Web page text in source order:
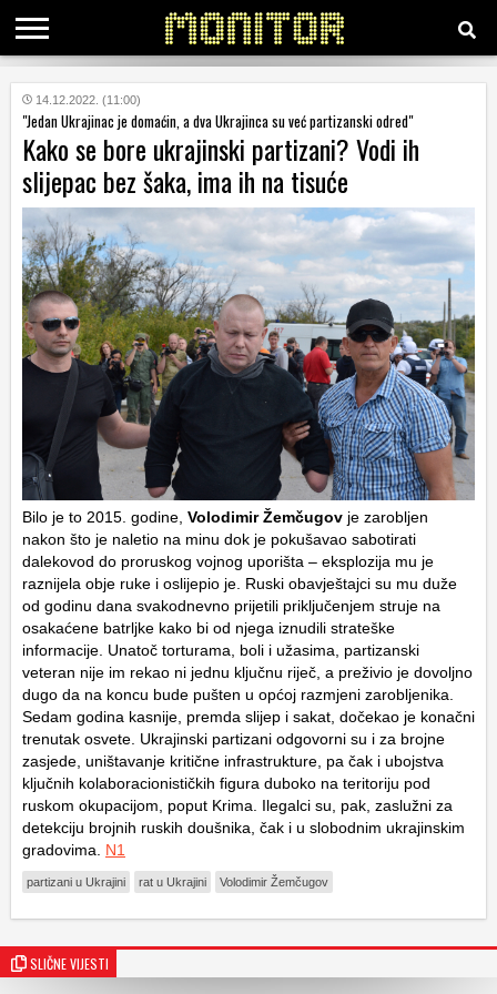
KATEGORIJE
HRVATSKI
WEB
14.12.2022. (11:00)
"Jedan Ukrajinac je domaćin, a dva Ukrajinca su već partizanski odred"
Kako se bore ukrajinski partizani? Vodi ih
slijepac bez šaka, ima ih na tisuće
Bilo je to 2015. godine, Volodimir Žemčugov je zarobljen
nakon što je naletio na minu dok je pokušavao sabotirati
dalekovod do proruskog vojnog uporišta – eksplozija mu je
raznijela obje ruke i oslijepio je. Ruski obavještajci su mu duže
od godinu dana svakodnevno prijetili priključenjem struje na
osakaćene batrljke kako bi od njega iznudili strateške
informacije. Unatoč torturama, boli i užasima, partizanski
veteran nije im rekao ni jednu ključnu riječ, a preživio je dovoljno
dugo da na koncu bude pušten u općoj razmjeni zarobljenika.
Sedam godina kasnije, premda slijep i sakat, dočekao je konačni
trenutak osvete. Ukrajinski partizani odgovorni su i za brojne
zasjede, uništavanje kritične infrastrukture, pa čak i ubojstva
ključnih kolaboracionističkih figura duboko na teritoriju pod
ruskom okupacijom, poput Krima. Ilegalci su, pak, zaslužni za
detekciju brojnih ruskih doušnika, čak i u slobodnim ukrajinskim
gradovima. N1
partizani u Ukrajini rat u Ukrajini Volodimir Žemčugov
SLIČNE VIJESTI